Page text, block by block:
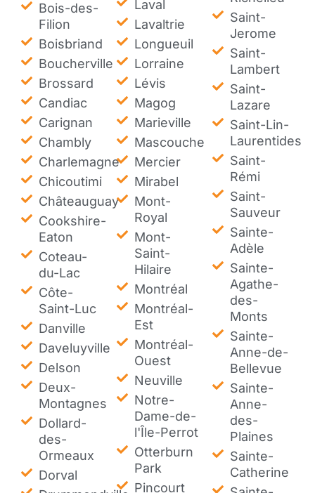
Bois-des-
Filion
Boisbriand
Boucherville
Brossard
Candiac
Carignan
Chambly
Charlemagne
Chicoutimi
Châteauguay
Cookshire-
Eaton
Coteau-
du-Lac
Côte-
Saint-Luc
Danville
Daveluyville
Delson
Deux-
Montagnes
Dollard-
des-
Ormeaux
Dorval
Laval
Lavaltrie
Longueuil
Lorraine
Lévis
Magog
Marieville
Mascouche
Mercier
Mirabel
Mont-
Royal
Mont-
Saint-
Hilaire
Montréal
Montréal-
Est
Montréal-
Ouest
Neuville
Notre-
Dame-de-
l'Île-Perrot
Otterburn
Park
Pincourt
Saint-
Jerome
Saint-
Lambert
Saint-
Lazare
Saint-Lin-
Laurentides
Saint-
Rémi
Saint-
Sauveur
Sainte-
Adèle
Sainte-
Agathe-
des-
Monts
Sainte-
Anne-de-
Bellevue
Sainte-
Anne-
des-
Plaines
Sainte-
Catherine